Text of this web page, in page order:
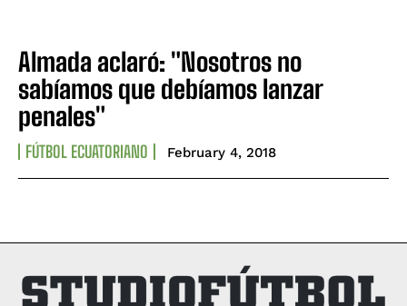
Almada aclaró: "Nosotros no
sabíamos que debíamos lanzar
penales"
FÚTBOL ECUATORIANO February 4, 2018